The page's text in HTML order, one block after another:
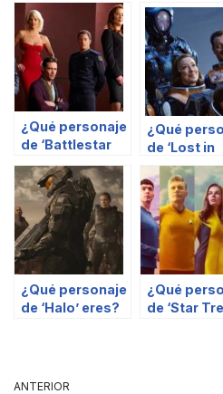
¿Qué personaje
de ‘Battlestar
Galactica’ eres?
¿Qué
de ‘Lost in
Space’
¿Qué personaje
de ‘Halo’ eres?
¿Qué
de ‘Star
ANTERIOR